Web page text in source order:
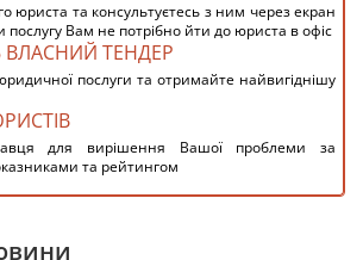
юриста та консультуєтесь з ним через екран
Вам не потрібно йти до юриста в офіс
ВЛАСНИЙ ТЕНДЕР
послуги та отримайте найвигіднішу
для вирішення Вашої проблеми за
та рейтингом